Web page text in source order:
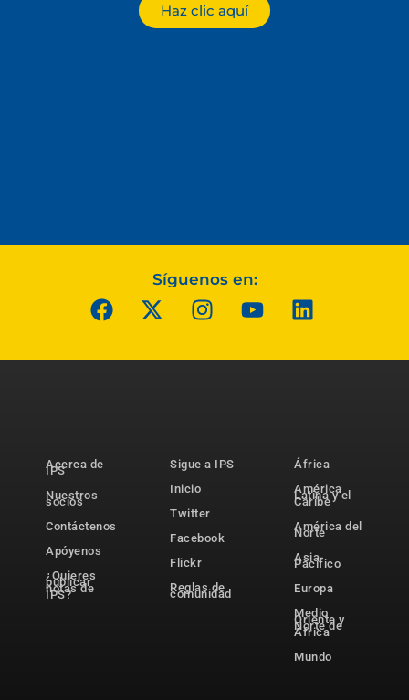
Haz clic aquí
Síguenos en:
Acerca de
IPS
Nuestros
socios
Contáctenos
Apóyenos
¿Quieres
publicar
notas de
IPS?
Sigue a IPS
Inicio
Twitter
Facebook
Flickr
Reglas de
comunidad
África
América
Latina y el
Caribe
América del
Norte
Asia-
Pacífico
Europa
Medio
Oriente y
Norte de
África
Mundo